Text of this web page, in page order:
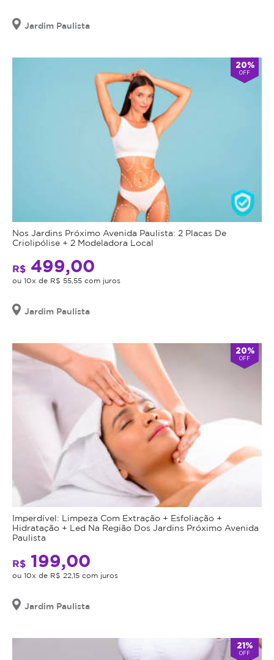
Jardim Paulista
20%
OFF
Nos Jardins Próximo Avenida Paulista: 2 Placas De
Criolipólise + 2 Modeladora Local
R$ 499,00
ou 10x de R$ 55,55 com juros
Jardim Paulista
20%
OFF
Imperdível: Limpeza Com Extração + Esfoliação +
Hidratação + Led Na Região Dos Jardins Próximo Avenida
Paulista
R$ 199,00
ou 10x de R$ 22,15 com juros
Jardim Paulista
21%
OFF